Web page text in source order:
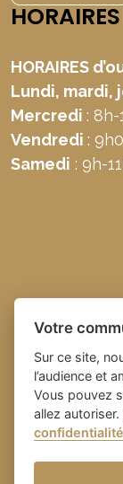
HORAIRES
Lundi, mardi,
Mercredi : 8h-
Vendredi :
Samedi : 9h-
Place du
et appli des
Votre
Sur ce site,
l’audience et
Vous pouvez
allez autoriser.
confidentialité